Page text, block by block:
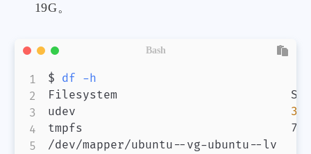
19G。
$ df -h
Filesystem                         Size
udev 3
tmpfs
/dev/mapper/ubuntu--vg-ubuntu--lv
Bash